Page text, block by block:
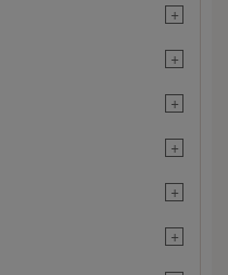
+
+
+
+
+
+